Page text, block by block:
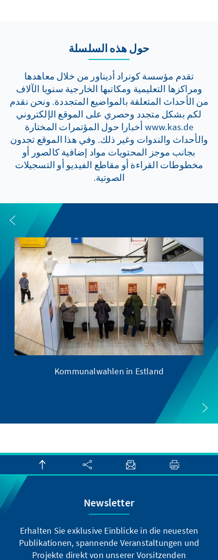
حول هذه السلسلة
تقدم مؤسسة كونراد أديناور من خلال معاهدها
ومراكزها التعليمية ومكاتبها الخارجية سنويا الآلاف
من الأحداث المتعلقة بالمواضيع المتجددة. ونحن نقدم
لكم بشكل متجدد وحصري على الموقع الإلكتروني
www.kas.de أخبارا حول المؤتمرات المختارة
والأحداث والندوات وغير ذلك. وفي هذا الموقع تجدون
بجانب موجز المحتويات مواد إضافية كالصور أو
مخطوطات القراءة أو مقاطع الفيديو أو التسجيلات
الصوتية.
Kommunalwahlen in Estland
Newsletter
Erhalten Sie exklusive Einblicke in die neuesten
Publikationen, spannende Veranstaltungen und
Projekte direkt von unserer Vorsitzenden